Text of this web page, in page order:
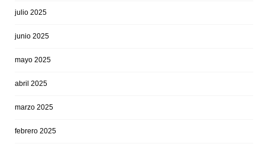
julio 2025
junio 2025
mayo 2025
abril 2025
marzo 2025
febrero 2025